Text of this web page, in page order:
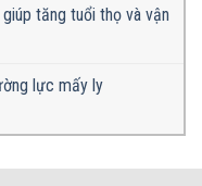
tăng tuổi thọ và vận
lực mấy ly